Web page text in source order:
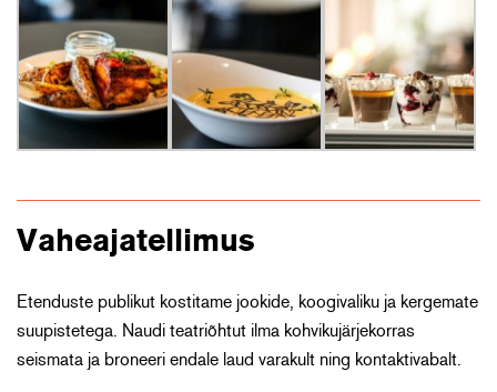
Vaheajatellimus
Etenduste publikut kostitame jookide, koogivaliku ja kergemate
suupistetega. Naudi teatriõhtut ilma kohvikujärjekorras
seismata ja broneeri endale laud varakult ning kontaktivabalt.